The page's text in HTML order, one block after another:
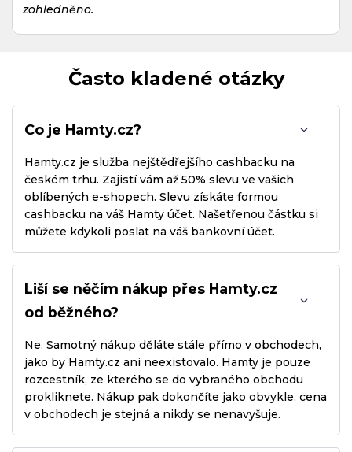
zohledněno.
Často kladené otázky
Co je Hamty.cz?
Hamty.cz je služba nejštědřejšího cashbacku na
českém trhu. Zajistí vám až 50% slevu ve vašich
oblíbených e-shopech. Slevu získáte formou
cashbacku na váš Hamty účet. Našetřenou částku si
můžete kdykoli poslat na váš bankovní účet.
Liší se něčím nákup přes Hamty.cz
od běžného?
Ne. Samotný nákup děláte stále přímo v obchodech,
jako by Hamty.cz ani neexistovalo. Hamty je pouze
rozcestník, ze kterého se do vybraného obchodu
prokliknete. Nákup pak dokončíte jako obvykle, cena
v obchodech je stejná a nikdy se nenavyšuje.